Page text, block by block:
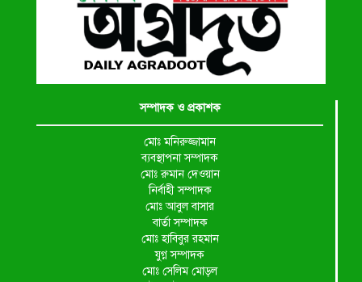
সম্পাদক ও প্রকাশক
মোঃ মনিরুজ্জামান
ব্যবস্থাপনা সম্পাদক
মোঃ রুমান দেওয়ান
নির্বাহী সম্পাদক
মোঃ আবুল বাসার
বার্তা সম্পাদক
মোঃ হাবিবুর রহমান
যুগ্ন সম্পাদক
মোঃ সেলিম মোড়ল